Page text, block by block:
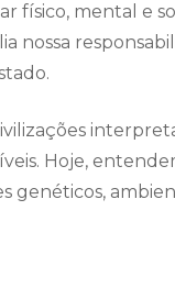
físico, mental e
nossa
Hoje,